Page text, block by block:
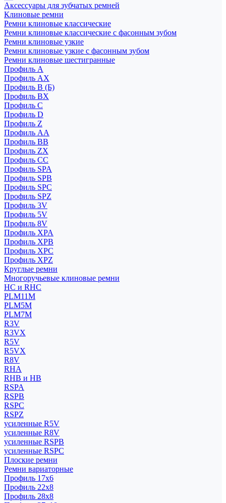
Аксессуары для зубчатых ремней
Клиновые ремни
Ремни клиновые классические
Ремни клиновые классические с фасонным зубом
Ремни клиновые узкие
Ремни клиновые узкие с фасонным зубом
Ремни клиновые шестигранные
Профиль A
Профиль AX
Профиль B (Б)
Профиль BX
Профиль C
Профиль D
Профиль Z
Профиль АА
Профиль BB
Профиль ZX
Профиль CC
Профиль SPA
Профиль SPB
Профиль SPC
Профиль SPZ
Профиль 3V
Профиль 5V
Профиль 8V
Профиль XPA
Профиль XPB
Профиль XPC
Профиль XPZ
Круглые ремни
Многоручьевые клиновые ремни
HC и RHC
PLM11M
PLM5M
PLM7M
R3V
R3VX
R5V
R5VX
R8V
RHA
RHB и HB
RSPA
RSPB
RSPC
RSPZ
усиленные R5V
усиленные R8V
усиленные RSPB
усиленные RSPC
Плоские ремни
Ремни вариаторные
Профиль 17x6
Профиль 22x8
Профиль 28x8